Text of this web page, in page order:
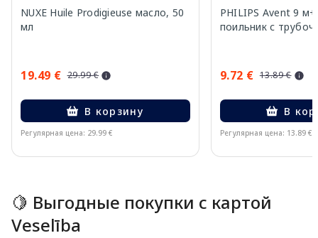
NUXE Huile Prodigieuse масло, 50
мл
19.49 € 29.99 €
В корзину
Регулярная цена: 29.99 €
PHILIPS Avent 9
поильник с
9.72 € 13.89 €
В
Регулярная цена: 13.89 €
🍋 Выгодные покупки с картой
Veselība